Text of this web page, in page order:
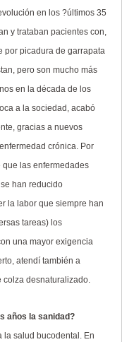
en los ?últimos 35
y trataban pacientes con,
por picadura de garrapata
pero son mucho más
en la década de los
a la sociedad, acabó
gracias a nuevos
crónica. Por
que las enfermedades
han reducido
la labor que siempre han
tareas) los
una mayor exigencia
atendí también a
colza desnaturalizado.
años la sanidad?
la salud bucodental. En